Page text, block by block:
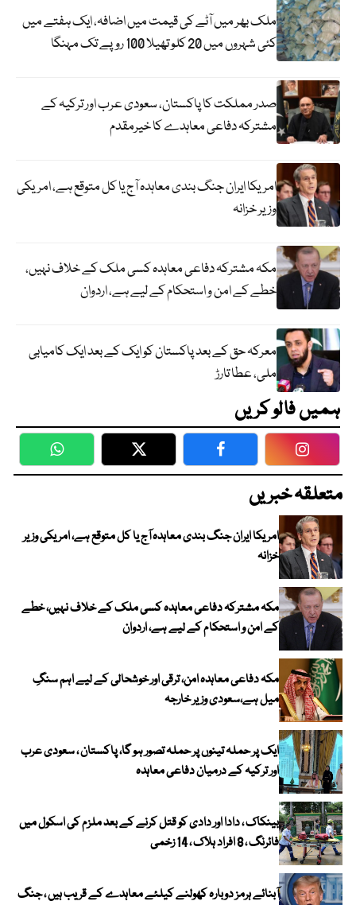
ملک بھر میں آٹے کی قیمت میں اضافہ، ایک ہفتے میں
کئی شہروں میں 20 کلو تھیلا 100 روپے تک مہنگا
صدر مملکت کا پاکستان، سعودی عرب اور ترکیہ کے
مشترکہ دفاعی معاہدے کا خیرمقدم
امریکا ایران جنگ بندی معاہدہ آج یا کل متوقع ہے، امریکی
وزیر خزانہ
مکہ مشترکہ دفاعی معاہدہ کسی ملک کے خلاف نہیں،
خطے کے امن و استحکام کے لیے ہے، اردوان
معرکہ حق کے بعد پاکستان کو ایک کے بعد ایک کامیابی
ملی، عطا تارڑ
ہمیں فالو کریں
WhatsApp Twitter Facebook
متعلقہ خبریں
امریکا ایران جنگ بندی معاہدہ آج یا کل متوقع ہے، امریکی وزیر
خزانہ
مکہ مشترکہ دفاعی معاہدہ کسی ملک کے خلاف نہیں، خطے
کے امن و استحکام کے لیے ہے، اردوان
مکہ دفاعی معاہدہ امن، ترقی اور خوشحالی کے لیے اہم سنگِ
میل ہے،سعودی وزیر خارجہ
ایک پر حملہ تینوں پر حملہ تصور ہو گا، پاکستان ، سعودی عرب
اور ترکیہ کے درمیان دفاعی معاہدہ
بینکاک ، دادا اور دادی کو قتل کرنے کے بعد ملزم کی اسکول میں
فائرنگ ، 8 افراد ہلاک ، 14 زخمی
آبنائے ہرمز دوبارہ کھولنے کیلئے معاہدے کے قریب ہیں ، جنگ